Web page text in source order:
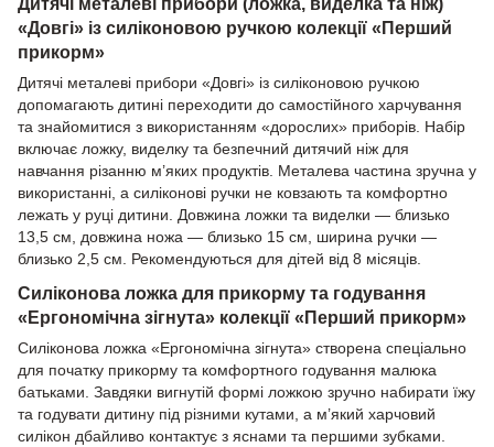
«Довгі» із силіконовою ручкою колекції «Перший
прикорм»
Дитячі металеві прибори «Довгі» із силіконовою ручкою
допомагають дитині переходити до самостійного харчування
та знайомитися з використанням «дорослих» приборів. Набір
включає ложку, виделку та безпечний дитячий ніж для
навчання різанню м’яких продуктів. Металева частина зручна у
використанні, а силіконові ручки не ковзають та комфортно
лежать у руці дитини. Довжина ложки та виделки — близько
13,5 см, довжина ножа — близько 15 см, ширина ручки —
близько 2,5 см. Рекомендуються для дітей від 8 місяців.
Силіконова ложка для прикорму та годування
«Ергономічна зігнута» колекції «Перший прикорм»
Силіконова ложка «Ергономічна зігнута» створена спеціально
для початку прикорму та комфортного годування малюка
батьками. Завдяки вигнутій формі ложкою зручно набирати їжу
та годувати дитину під різними кутами, а м’який харчовий
силікон дбайливо контактує з яснами та першими зубками.